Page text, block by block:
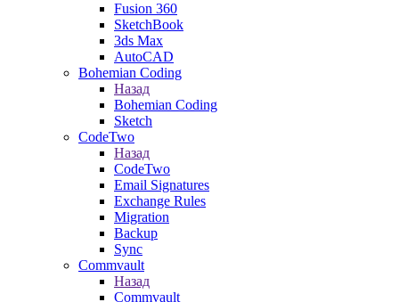
Fusion 360
SketchBook
3ds Max
AutoCAD
Bohemian Coding
Назад
Bohemian Coding
Sketch
CodeTwo
Назад
CodeTwo
Email Signatures
Exchange Rules
Migration
Backup
Sync
Commvault
Назад
Commvault